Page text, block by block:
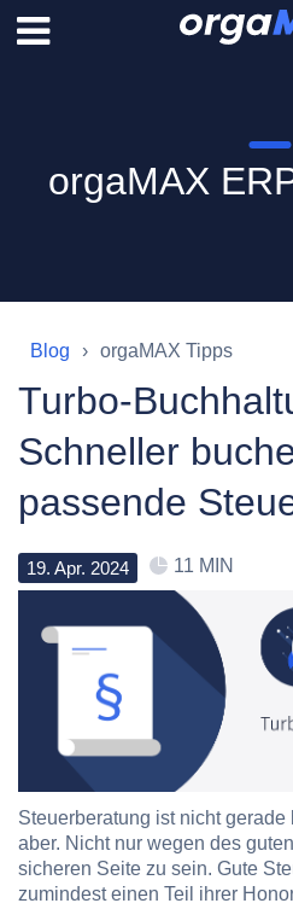
orgaMAX
Blog orgaMAX Tipps
Turbo-
Schneller
passende
19. Apr. 2024 11 MIN
Steuerberatung ist nicht
aber. Nicht nur wegen des
sicheren Seite zu sein. Gute
zumindest einen Teil ihrer